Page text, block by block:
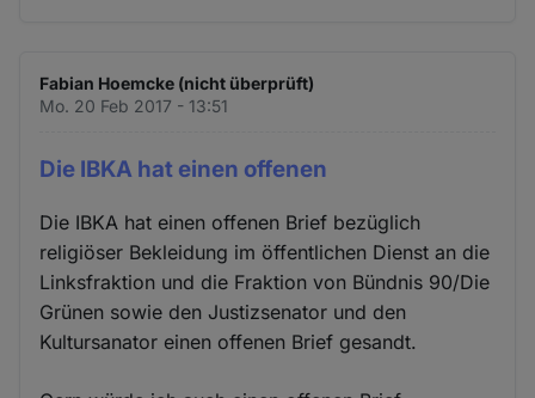
Fabian Hoemcke (nicht überprüft)
Mo. 20 Feb 2017 - 13:51
Die IBKA hat einen offenen
Die IBKA hat einen offenen Brief bezüglich
religiöser Bekleidung im öffentlichen Dienst an die
Linksfraktion und die Fraktion von Bündnis 90/Die
Grünen sowie den Justizsenator und den
Kultursanator einen offenen Brief gesandt.